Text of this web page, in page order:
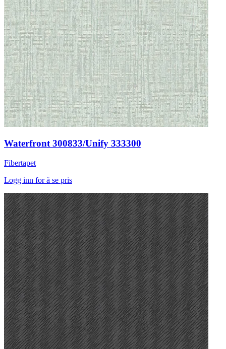
Waterfront 300833/Unify 333300
Fibertapet
Logg inn for å se pris